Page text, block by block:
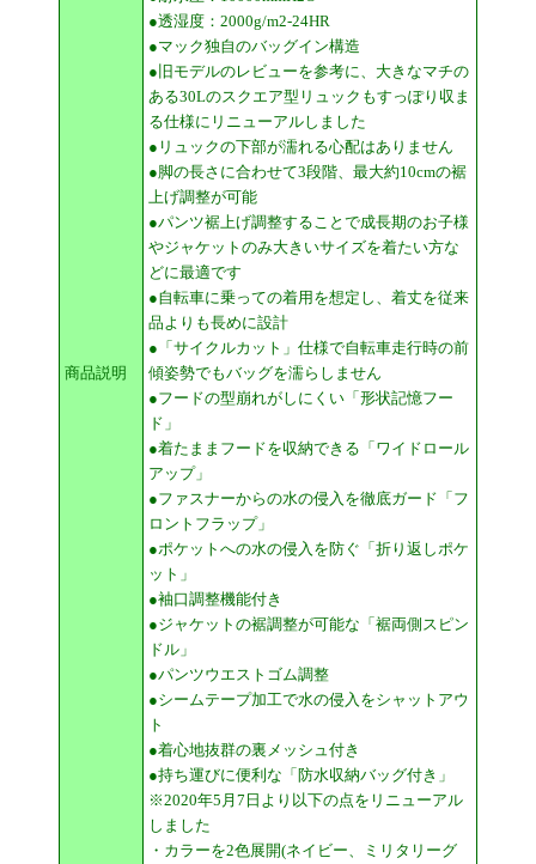
商品説明
●透湿度：2000g/m2-24HR
●マック独自のバッグイン構造
●旧モデルのレビューを参考に、大きなマチの
ある30Lのスクエア型リュックもすっぽり収ま
る仕様にリニューアルしました
●リュックの下部が濡れる心配はありません
●脚の長さに合わせて3段階、最大約10cmの裾
上げ調整が可能
●パンツ裾上げ調整することで成長期のお子様
やジャケットのみ大きいサイズを着たい方な
どに最適です
●自転車に乗っての着用を想定し、着丈を従来
品よりも長めに設計
●「サイクルカット」仕様で自転車走行時の前
傾姿勢でもバッグを濡らしません
●フードの型崩れがしにくい「形状記憶フー
ド」
●着たままフードを収納できる「ワイドロール
アップ」
●ファスナーからの水の侵入を徹底ガード「フ
ロントフラップ」
●ポケットへの水の侵入を防ぐ「折り返しポケ
ット」
●袖口調整機能付き
●ジャケットの裾調整が可能な「裾両側スピン
ドル」
●パンツウエストゴム調整
●シームテープ加工で水の侵入をシャットアウ
ト
●着心地抜群の裏メッシュ付き
●持ち運びに便利な「防水収納バッグ付き」
※2020年5月7日より以下の点をリニューアル
しました
・カラーを2色展開(ネイビー、ミリタリーグ